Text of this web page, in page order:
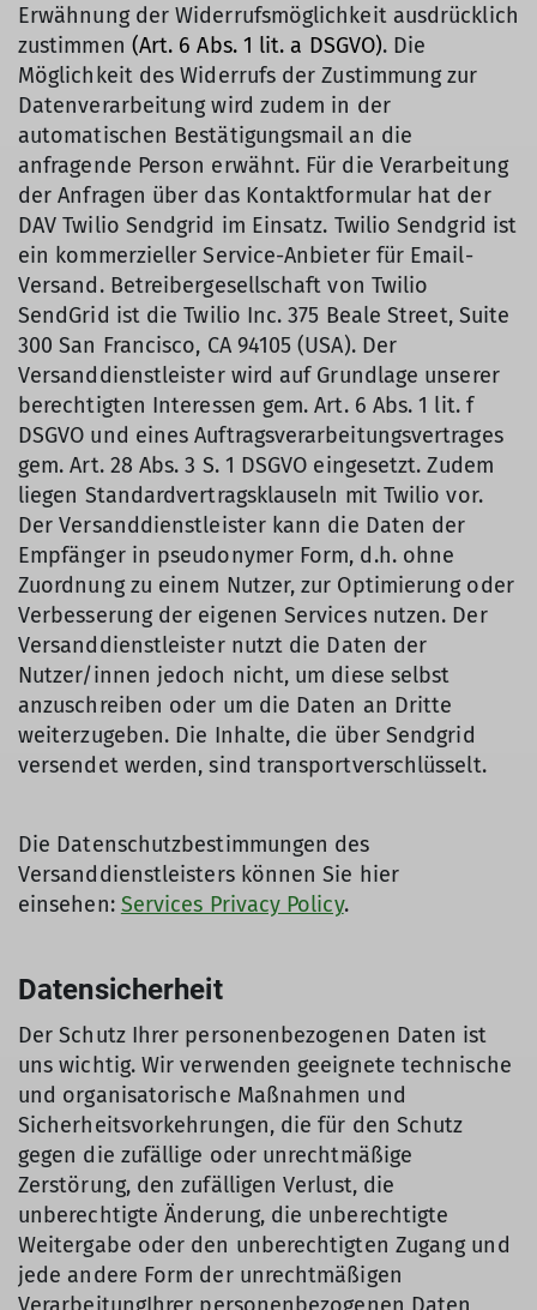
Erwähnung der Widerrufsmöglichkeit ausdrücklich
zustimmen (Art. 6 Abs. 1 lit. a DSGVO). Die
Möglichkeit des Widerrufs der Zustimmung zur
Datenverarbeitung wird zudem in der
automatischen Bestätigungsmail an die
anfragende Person erwähnt. Für die Verarbeitung
der Anfragen über das Kontaktformular hat der
DAV Twilio Sendgrid im Einsatz. Twilio Sendgrid ist
ein kommerzieller Service-Anbieter für Email-
Versand. Betreibergesellschaft von Twilio
SendGrid ist die Twilio Inc. 375 Beale Street, Suite
300 San Francisco, CA 94105 (USA). Der
Versanddienstleister wird auf Grundlage unserer
berechtigten Interessen gem. Art. 6 Abs. 1 lit. f
DSGVO und eines Auftragsverarbeitungsvertrages
gem. Art. 28 Abs. 3 S. 1 DSGVO eingesetzt. Zudem
liegen Standardvertragsklauseln mit Twilio vor.
Der Versanddienstleister kann die Daten der
Empfänger in pseudonymer Form, d.h. ohne
Zuordnung zu einem Nutzer, zur Optimierung oder
Verbesserung der eigenen Services nutzen. Der
Versanddienstleister nutzt die Daten der
Nutzer/innen jedoch nicht, um diese selbst
anzuschreiben oder um die Daten an Dritte
weiterzugeben. Die Inhalte, die über Sendgrid
versendet werden, sind transportverschlüsselt.
Die Datenschutzbestimmungen des
Versanddienstleisters können Sie hier
einsehen: Services Privacy Policy.
Datensicherheit
Der Schutz Ihrer personenbezogenen Daten ist
uns wichtig. Wir verwenden geeignete technische
und organisatorische Maßnahmen und
Sicherheitsvorkehrungen, die für den Schutz
gegen die zufällige oder unrechtmäßige
Zerstörung, den zufälligen Verlust, die
unberechtigte Änderung, die unberechtigte
Weitergabe oder den unberechtigten Zugang und
jede andere Form der unrechtmäßigen